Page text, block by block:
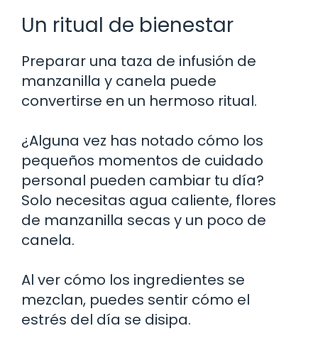
Un ritual de bienestar
Preparar una taza de infusión de
manzanilla y canela puede
convertirse en un hermoso ritual.
¿Alguna vez has notado cómo los
pequeños momentos de cuidado
personal pueden cambiar tu día?
Solo necesitas agua caliente, flores
de manzanilla secas y un poco de
canela.
Al ver cómo los ingredientes se
mezclan, puedes sentir cómo el
estrés del día se disipa.